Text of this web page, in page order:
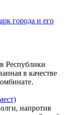
города и его
Республики
в качестве
напротив